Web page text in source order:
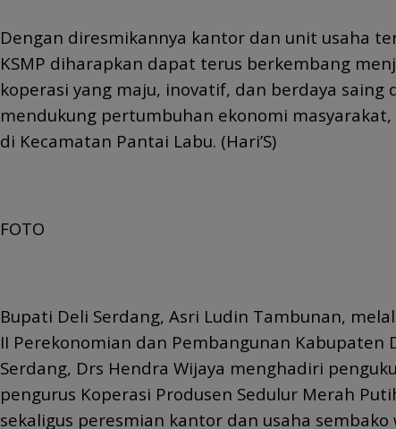
Dengan diresmikannya kantor dan unit usaha
KSMP diharapkan dapat terus berkembang
koperasi yang maju, inovatif, dan berdaya saing
mendukung pertumbuhan ekonomi masyarakat,
di Kecamatan Pantai Labu. (Hari’S)
FOTO
Bupati Deli Serdang, Asri Ludin Tambunan,
II Perekonomian dan Pembangunan Kabupaten
Serdang, Drs Hendra Wijaya menghadiri
pengurus Koperasi Produsen Sedulur Merah
sekaligus peresmian kantor dan usaha sembako